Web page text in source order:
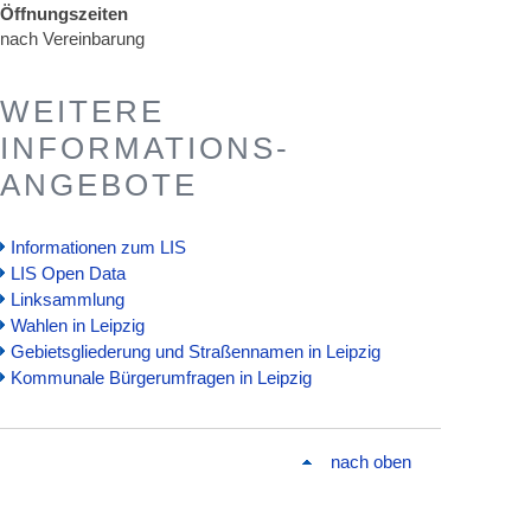
Öffnungszeiten
nach Vereinbarung
WEITERE
INFORMATIONS-
ANGEBOTE
Informationen zum LIS
LIS Open Data
Linksammlung
Wahlen in Leipzig
Gebietsgliederung und Straßennamen in Leipzig
Kommunale Bürgerumfragen in Leipzig
nach oben